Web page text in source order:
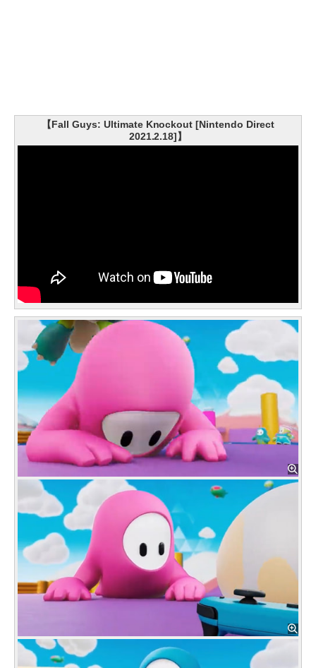
【Fall Guys: Ultimate Knockout [Nintendo Direct
2021.2.18]】